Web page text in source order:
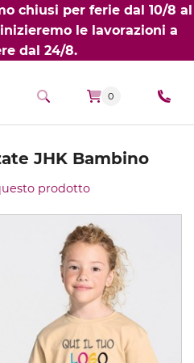
chiusi per ferie dal 10/8 al
le lavorazioni a
dal 24/8.
0
JHK Bambino
prodotto